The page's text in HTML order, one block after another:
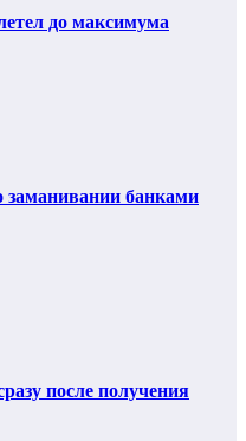
до максимума
заманивании банками
после получения